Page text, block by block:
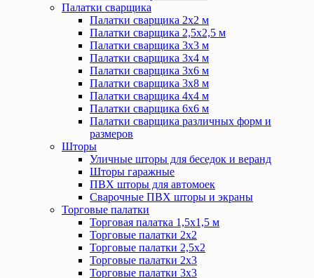
Палатки сварщика
Палатки сварщика 2х2 м
Палатки сварщика 2,5х2,5 м
Палатки сварщика 3х3 м
Палатки сварщика 3х4 м
Палатки сварщика 3х6 м
Палатки сварщика 3х8 м
Палатки сварщика 4х4 м
Палатки сварщика 6х6 м
Палатки сварщика различных форм и
размеров
Шторы
Уличные шторы для беседок и веранд
Шторы гаражные
ПВХ шторы для автомоек
Сварочные ПВХ шторы и экраны
Торговые палатки
Торговая палатка 1,5х1,5 м
Торговые палатки 2х2
Торговые палатки 2,5х2
Торговые палатки 2х3
Торговые палатки 3х3